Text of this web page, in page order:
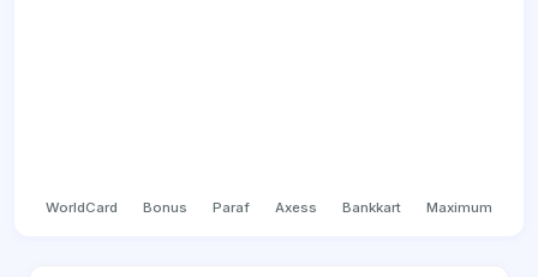
WorldCard Bonus Paraf Axess Bankkart Maximum